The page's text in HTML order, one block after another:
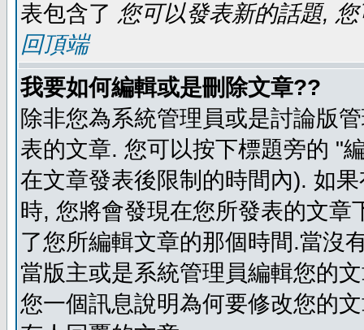
表包含了 您可以發表新的話題,
回頂端
我要如何編輯或是刪除文章??
除非您為系統管理員或是討論版
表的文章. 您可以按下標題旁的 "
在文章發表後限制的時間內). 如
時, 您將會發現在您所發表的文
了您所編輯文章的那個時間.當沒
當版主或是系統管理員編輯您的
您一個訊息說明為何要修改您的